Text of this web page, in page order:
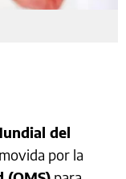
del
por la